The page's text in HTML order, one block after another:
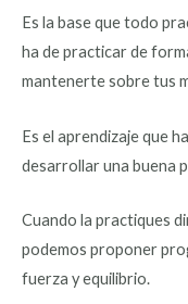
Es la base que todo
ha de practicar de
mantenerte sobre tus
Es el aprendizaje que
desarrollar una buena
Cuando la practiques
podemos proponer
fuerza y equilibrio.